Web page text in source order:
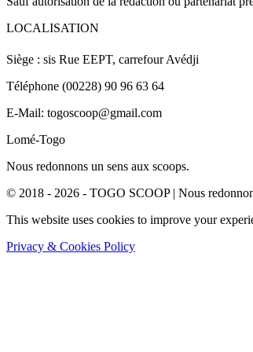
LOCALISATION
Siège : sis Rue EEPT, carrefour Avédji
Téléphone (00228) 90 96 63 64
E-Mail: togoscoop@gmail.com
Lomé-Togo
Nous redonnons un sens aux scoops.
© 2018 - 2026 - TOGO SCOOP | Nous
This website uses cookies to improve your
Privacy & Cookies Policy